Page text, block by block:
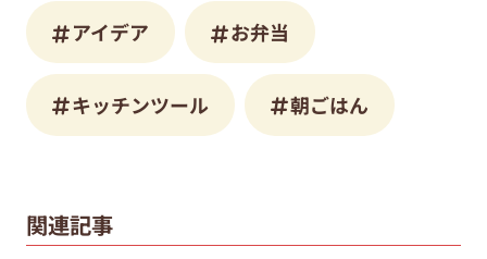
アイデア お弁当
キッチンツール 朝ごはん
関連記事